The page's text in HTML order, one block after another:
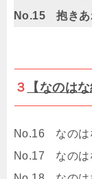
No.15 抱きあ
３ 【なのは
No.16 なのは
No.17 なのは